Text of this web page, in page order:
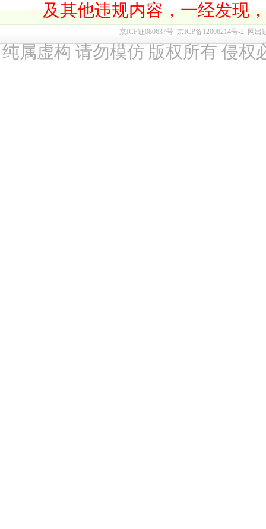
及其他违规内容，一经发现
京ICP证080637号 京ICP备12006214号-2 网出
纯属虚构 请勿模仿 版权所有 侵权